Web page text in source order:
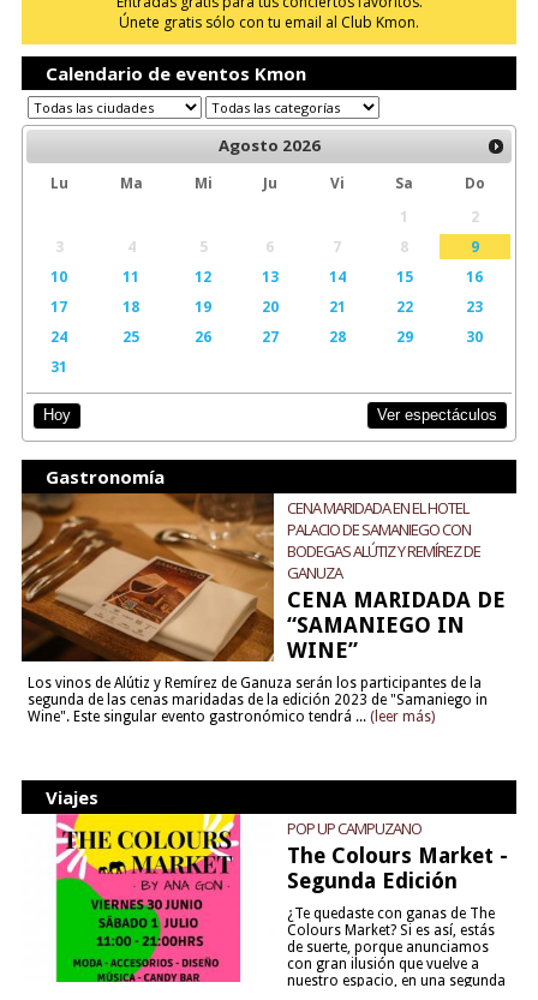
Únete gratis sólo con tu email al Club Kmon.
Calendario de eventos Kmon
Agosto 2026
Lu Ma Mi Ju Vi Sa
Do
1
2
3
4 5 6 7 8
9
10
11 12 13 14 15
16
17
18 19 20 21 22
23
24
25 26 27 28 29
30
31
Hoy Ver espectáculos
Gastronomía
CENA MARIDADA EN EL HOTEL
PALACIO DE SAMANIEGO CON
BODEGAS ALÚTIZ Y REMÍREZ DE
GANUZA
CENA MARIDADA DE
“SAMANIEGO IN
WINE”
Los vinos de Alútiz y Remírez de Ganuza serán los participantes de la
segunda de las cenas maridadas de la edición 2023 de "Samaniego in
Wine". Este singular evento gastronómico tendrá ... (leer más)
Viajes
POP UP CAMPUZANO
The Colours Market -
Segunda Edición
¿Te quedaste con ganas de The
Colours Market? Si es así, estás
de suerte, porque anunciamos
con gran ilusión que vuelve a
nuestro espacio, en una segunda